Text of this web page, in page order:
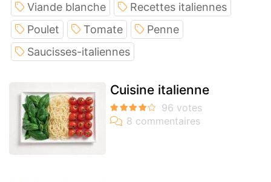
Viande blanche
Recettes italiennes
Poulet
Tomate
Penne
Saucisses-italiennes
Cuisine italienne